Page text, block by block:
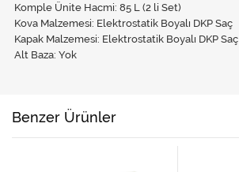
Komple Ünite Hacmi: 85 L (2 li Set)
Kova Malzemesi: Elektrostatik Boyalı DKP Saç
Kapak Malzemesi: Elektrostatik Boyalı DKP Saç
Alt Baza: Yok
Benzer Ürünler